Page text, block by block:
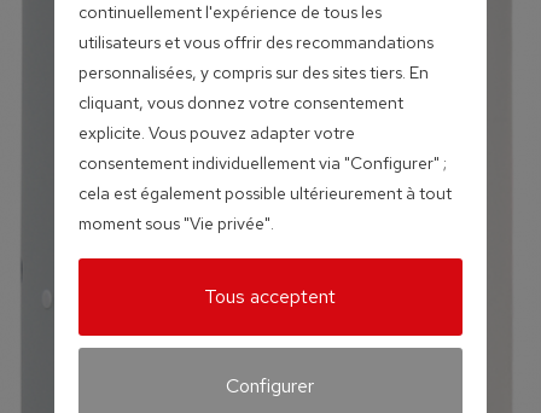
continuellement l'expérience de tous les
utilisateurs et vous offrir des recommandations
personnalisées, y compris sur des sites tiers. En
cliquant, vous donnez votre consentement
explicite. Vous pouvez adapter votre
consentement individuellement via "Configurer" ;
cela est également possible ultérieurement à tout
moment sous "Vie privée".
Tous acceptent
Configurer